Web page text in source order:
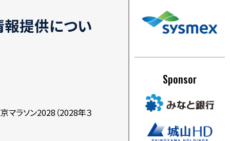
報提供につい
マラソン2028（2028年３
Sponsor